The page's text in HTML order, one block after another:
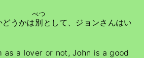
どうかは別
べつ
として、ジョンさんはい
as a lover or not, John is a good